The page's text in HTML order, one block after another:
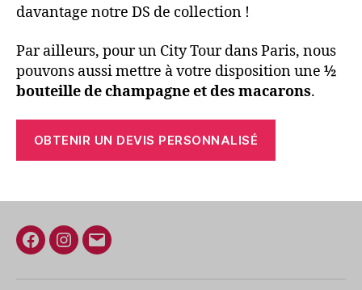
davantage notre DS de collection !
Par ailleurs, pour un City Tour dans Paris, nous
pouvons aussi mettre à votre disposition une ½
bouteille de champagne et des macarons.
OBTENIR UN DEVIS PERSONNALISÉ
Facebook
Instagram
E-